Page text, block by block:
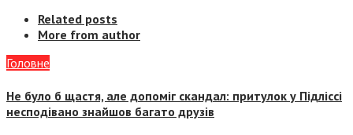
Related posts
More from author
Головне
Не було б щастя, але допоміг скандал: притулок у Підліссі
несподівано знайшов багато друзів